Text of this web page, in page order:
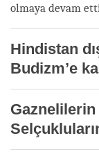
olmaya devam
Hindistan
Budizm’e